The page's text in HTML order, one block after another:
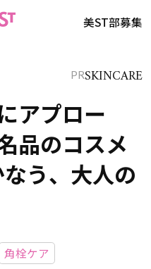
美ST部募集
PRSKINCARE
アプロー
品のコスメ
う、大人の
角栓ケア